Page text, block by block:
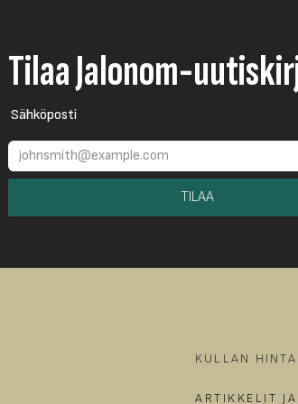
Tilaa Jalonom-
Sähköposti
TILAA
KULLAN HINTA
ARTIKKELIT